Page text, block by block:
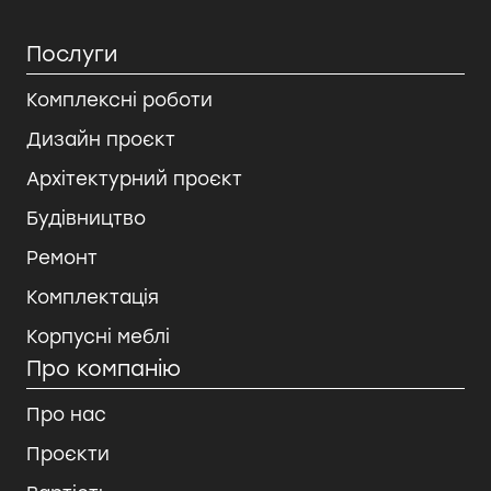
Послуги
Комплексні роботи
Дизайн проєкт
Архітектурний проєкт
Будівництво
Ремонт
Комплектація
Корпусні меблі
Про компанію
Про нас
Проєкти